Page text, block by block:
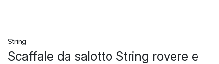
String
Scaffale da salotto String rovere e